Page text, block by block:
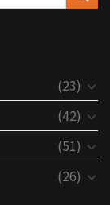
(23)
(42)
(51)
(26)